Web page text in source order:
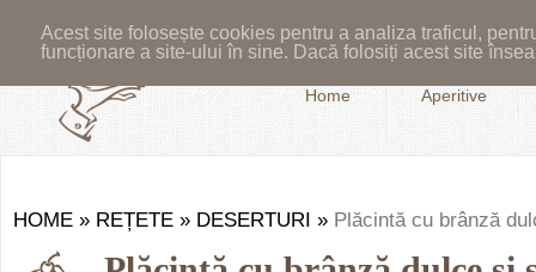
Acest site folosește cookies pentru a analiza traficul,
funcționare a site-ului în sine. Dacă folosiți acest site
Home Aperitive
HOME » REȚETE » DESERTURI » Plăcintă cu brânză